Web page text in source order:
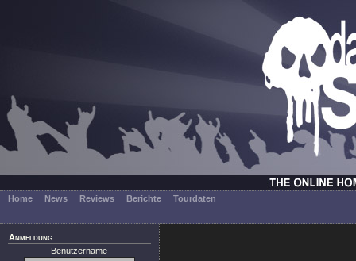
Home News Reviews Berichte Tourdaten
Anmeldung
Benutzername